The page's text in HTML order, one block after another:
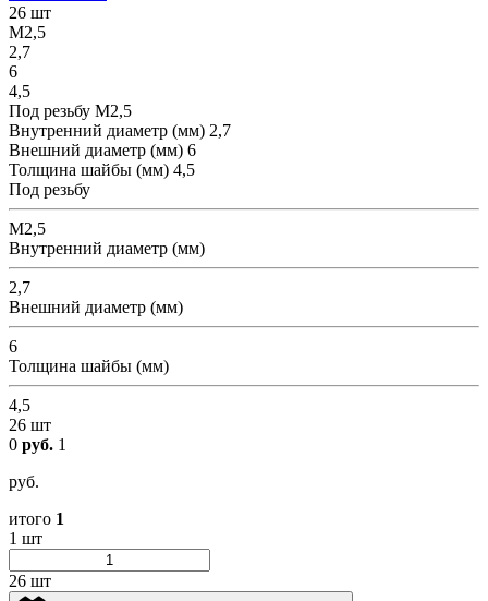
26 шт
М2,5
2,7
6
4,5
Под резьбу М2,5
Внутренний диаметр (мм) 2,7
Внешний диаметр (мм) 6
Толщина шайбы (мм) 4,5
Под резьбу
М2,5
Внутренний диаметр (мм)
2,7
Внешний диаметр (мм)
6
Толщина шайбы (мм)
4,5
26 шт
0 руб. 1
руб.
итого 1
1 шт
26 шт